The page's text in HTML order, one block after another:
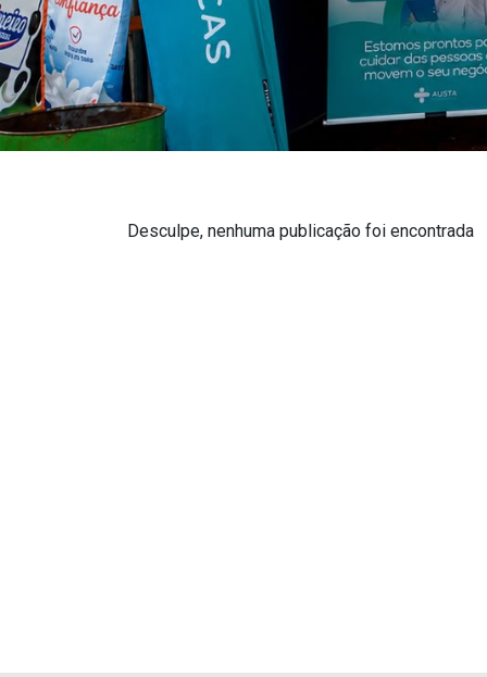
Desculpe, nenhuma publicação foi encontrada